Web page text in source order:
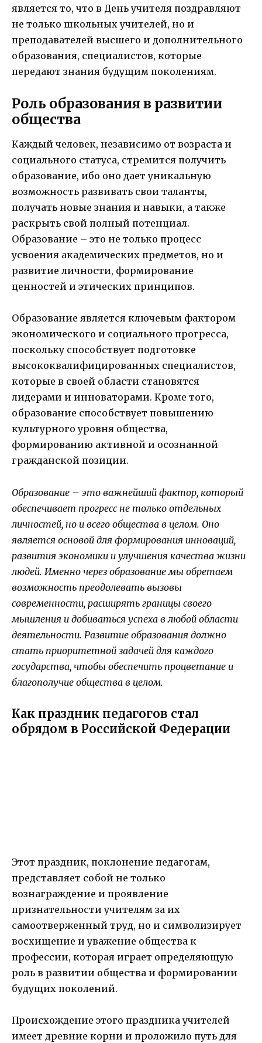
является то, что в День учителя поздравляют
не только школьных учителей, но и
преподавателей высшего и дополнительного
образования, специалистов, которые
передают знания будущим поколениям.
Роль образования в развитии
общества
Каждый человек, независимо от возраста и
социального статуса, стремится получить
образование, ибо оно дает уникальную
возможность развивать свои таланты,
получать новые знания и навыки, а также
раскрыть свой полный потенциал.
Образование – это не только процесс
усвоения академических предметов, но и
развитие личности, формирование
ценностей и этических принципов.
Образование является ключевым фактором
экономического и социального прогресса,
поскольку способствует подготовке
высококвалифицированных специалистов,
которые в своей области становятся
лидерами и инноваторами. Кроме того,
образование способствует повышению
культурного уровня общества,
формированию активной и осознанной
гражданской позиции.
Образование – это важнейший фактор, который
обеспечивает прогресс не только отдельных
личностей, но и всего общества в целом. Оно
является основой для формирования инноваций,
развития экономики и улучшения качества жизни
людей. Именно через образование мы обретаем
возможность преодолевать вызовы
современности, расширять границы своего
мышления и добиваться успеха в любой области
деятельности. Развитие образования должно
стать приоритетной задачей для каждого
государства, чтобы обеспечить процветание и
благополучие общества в целом.
Как праздник педагогов стал
обрядом в Российской Федерации
Этот праздник, поклонение педагогам,
представляет собой не только
вознаграждение и проявление
признательности учителям за их
самоотверженный труд, но и символизирует
восхищение и уважение общества к
профессии, которая играет определяющую
роль в развитии общества и формировании
будущих поколений.
Происхождение этого праздника учителей
имеет древние корни и проложило путь для